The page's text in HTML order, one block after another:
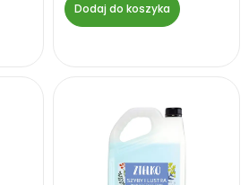
Dodaj do koszyka